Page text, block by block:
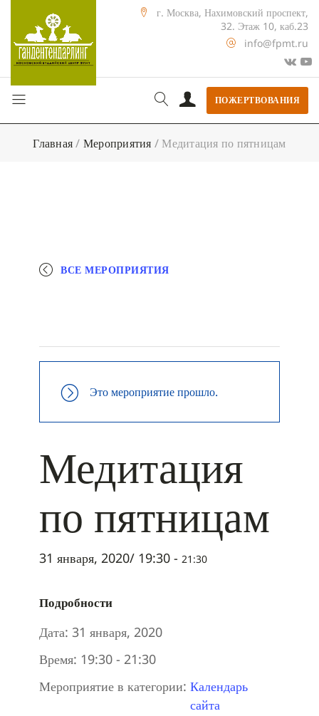
г. Москва, Нахимовский проспект,
32. Этаж 10, каб.23
info@fpmt.ru
ПОЖЕРТВОВАНИЯ
Главная/ Мероприятия / Медитация по пятницам
ВСЕ МЕРОПРИЯТИЯ
Это мероприятие прошло.
Медитация
по пятницам
31 января, 2020/ 19:30 - 21:30
Подробности
Дата: 31 января, 2020
Время: 19:30 - 21:30
Мероприятие в категории: Календарь
сайта